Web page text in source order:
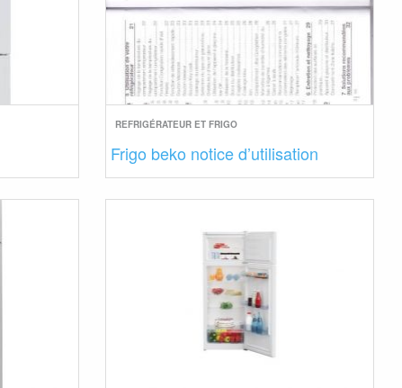
REFRIGÉRATEUR ET FRIGO
Frigo beko notice d’utilisation